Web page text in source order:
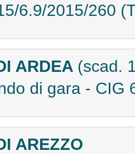
6.9/2015/260
ARDEA (scad.
di gara - CIG
AREZZO